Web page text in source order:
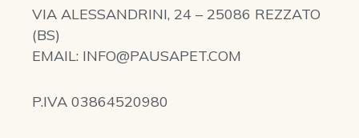
VIA ALESSANDRINI, 24 – 25086 REZZATO
(BS)
EMAIL: INFO@PAUSAPET.COM
P.IVA 03864520980